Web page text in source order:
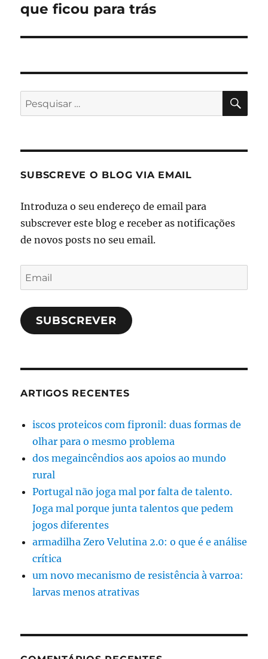
seguinte:
que ficou para trás
Pesquisar
por:
SUBSCREVE O BLOG VIA EMAIL
Introduza o seu endereço de email para
subscrever este blog e receber as notificações
de novos posts no seu email.
Email
SUBSCREVER
ARTIGOS RECENTES
iscos proteicos com fipronil: duas formas de
olhar para o mesmo problema
dos megaincêndios aos apoios ao mundo
rural
Portugal não joga mal por falta de talento.
Joga mal porque junta talentos que pedem
jogos diferentes
armadilha Zero Velutina 2.0: o que é e análise
crítica
um novo mecanismo de resistência à varroa:
larvas menos atrativas